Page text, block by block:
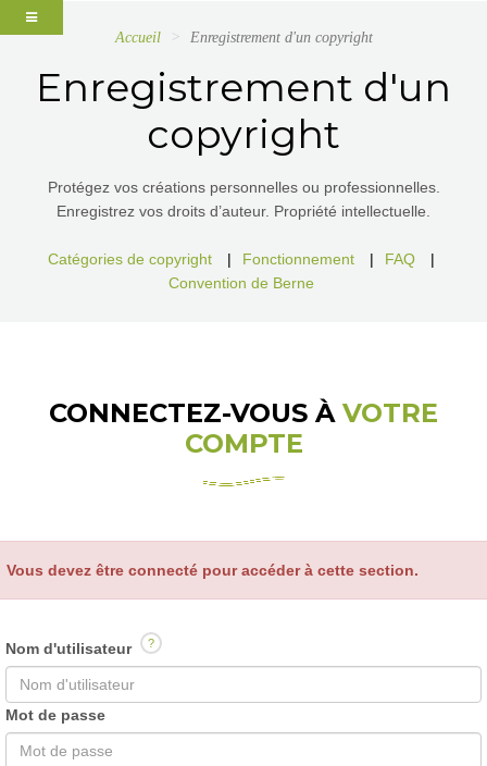
Accueil Enregistrement d'un copyright
Enregistrement d'un
copyright
Protégez vos créations personnelles ou professionnelles.
Enregistrez vos droits d’auteur. Propriété intellectuelle.
Catégories de copyright | Fonctionnement | FAQ
|
Convention de Berne
CONNECTEZ-VOUS À VOTRE
COMPTE
Vous devez être connecté pour accéder à cette section.
Nom d'utilisateur ?
Mot de passe